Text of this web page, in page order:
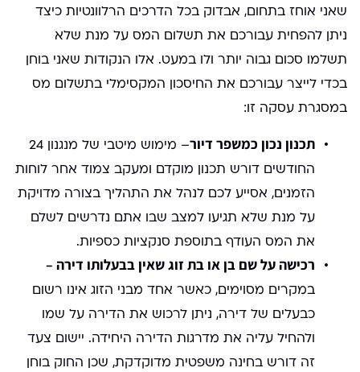
שאני אוחז בתחום, אבדוק בכל הדרכים הרלוונטיות כיצד
ניתן להפחית עבורכם את תשלום המס על מנת שלא
תשלמו סכום גבוה יותר ולו במעט. אלו הנקודות שאני בוחן
בכדי לייצר עבורכם את החיסכון המקסימלי בתשלום מס
במסגרת עסקה זו:
תכנון נכון כמשפר דיור
– מימוש מיטבי של מנגנון 24
החודשים דורש תכנון מוקדם ומעקב צמוד אחר לוחות
הזמנים, אסייע לכם לנהל את התהליך בצורה מדויקת
על מנת שלא תגיעו למצב שבו אתם נדרשים לשלם
את המס העודף בתוספת סנקציות כספיות.
רכישה על שם בן או בת זוג שאין בבעלותו דירה –
במקרים מסוימים, כאשר אחד מבני הזוג אינו רשום
כבעלים של דירה, ניתן לרכוש את הדירה על שמו
ולהחיל עליה את מדרגות הדירה היחידה. יישום צעד
זה דורש בחינה משפטית מדוקדקת, שכן החוק בוחן